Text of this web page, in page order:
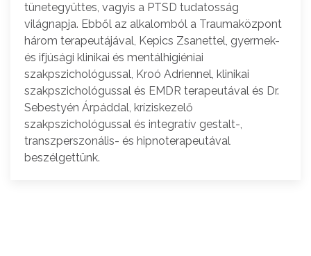
tünetegyüttes, vagyis a PTSD tudatosság
világnapja. Ebből az alkalomból a Traumaközpont
három terapeutájával, Kepics Zsanettel, gyermek-
és ifjúsági klinikai és mentálhigiéniai
szakpszichológussal, Kroó Adriennel, klinikai
szakpszichológussal és EMDR terapeutával és Dr.
Sebestyén Árpáddal, kríziskezelő
szakpszichológussal és integratív gestalt-,
transzperszonális- és hipnoterapeutával
beszélgettünk.